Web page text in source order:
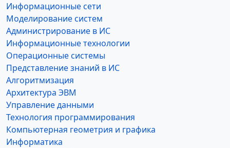
Информационные сети
Моделирование систем
Администрирование в ИС
Информационные технологии
Операционные системы
Представление знаний в ИС
Алгоритмизация
Архитектура ЭВМ
Управление данными
Технология программирования
Компьютерная геометрия и графика
Информатика